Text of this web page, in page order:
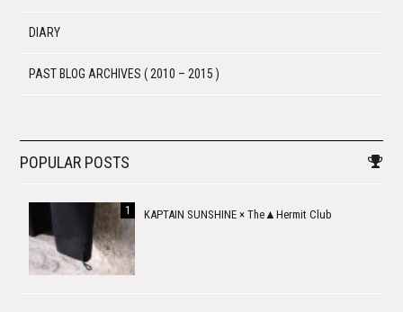
DIARY
PAST BLOG ARCHIVES ( 2010 – 2015 )
POPULAR POSTS
KAPTAIN SUNSHINE × The▲Hermit Club